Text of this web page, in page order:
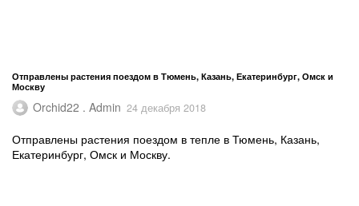
Отправлены растения поездом в Тюмень, Казань, Екатеринбург, Омск и
Москву
Orchid22 . Admin 24 декабря 2018
Отправлены растения поездом в тепле в Тюмень, Казань,
Екатеринбург, Омск и Москву.